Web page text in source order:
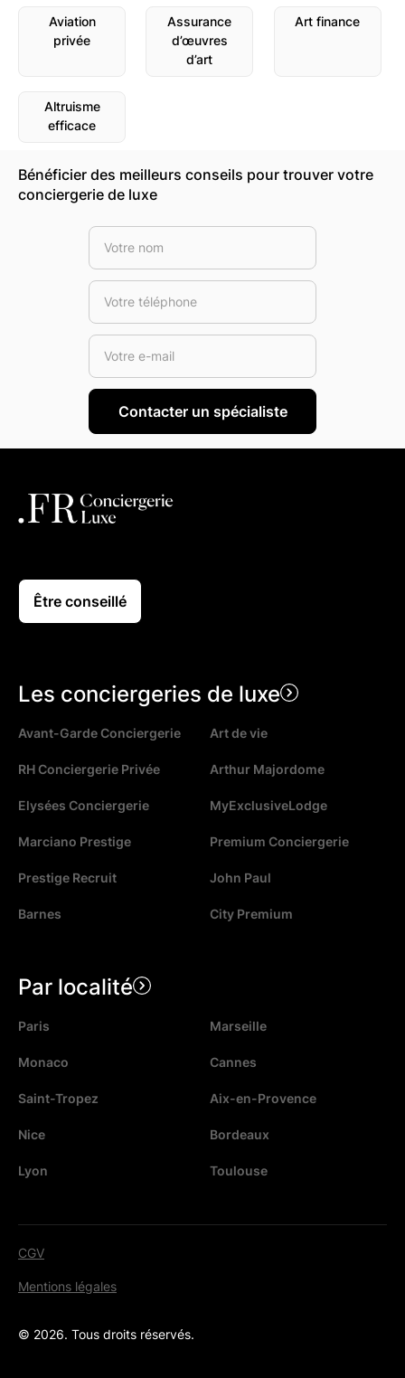
Aviation
privée
Assurance
d’œuvres
d’art
Art finance
Altruisme
efficace
Bénéficier des meilleurs conseils pour trouver votre
conciergerie de luxe
Être conseillé
Les conciergeries de luxe
Avant-Garde Conciergerie Art de vie
RH Conciergerie Privée Arthur Majordome
Elysées Conciergerie MyExclusiveLodge
Marciano Prestige Premium Conciergerie
Prestige Recruit John Paul
Barnes City Premium
Par localité
Paris Marseille
Monaco Cannes
Saint-Tropez Aix-en-Provence
Nice Bordeaux
Lyon Toulouse
© 2026. Tous droits réservés.
CGV
Mentions légales